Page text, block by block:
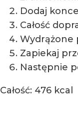
Dodaj
Całość
Wydrążone
Zapiekaj
Następnie
Całość: 476 kcal